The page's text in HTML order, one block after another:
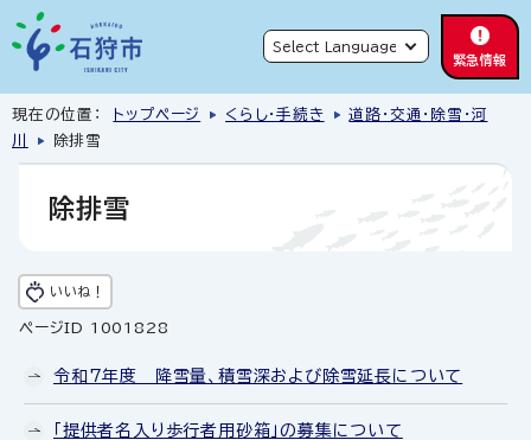
緊急情報
現在の位置： トップページ くらし・手続き
道路・交通・除雪・河
川
除排雪
除排雪
いいね！
ページID 1001828
令和7年度 降雪量、積雪深および除雪延長について
「提供者名入り歩行者用砂箱」の募集について